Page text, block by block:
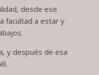
desde ese
facultad a estar y
y después de esa